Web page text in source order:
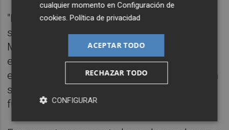
"Nos gusta atacar, dominar con el balón, eso
se asemeja a equipos grandes como el Real
Madrid. Eso nos obliga a los defensas a
estar concentrados y pendientes de la
espalda", agregó sobre el estilo que tendrá la
selección, apoyado en la "proyección" de los
futbolistas más jóvenes.
cualquier momento enConfiguración de
cookies.Política de privacidad
ACEPTAR TODO
RECHAZAR TODO
CONFIGURAR